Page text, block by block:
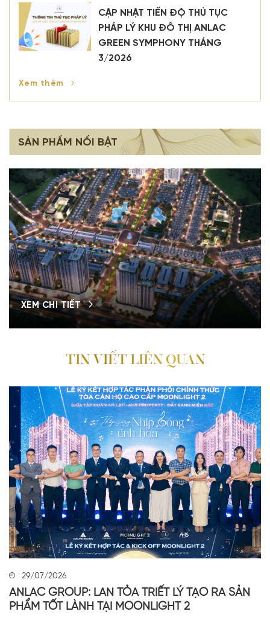
CẬP NHẬT TIẾN ĐỘ THỦ TỤC
PHÁP LÝ KHU ĐÔ THỊ ANLAC
GREEN SYMPHONY THÁNG
3/2026
Xem thêm
SẢN PHẨM NỔI BẬT
XEM CHI TIẾT
TIN VIẾT LIÊN QUAN
29/07/2026
ANLAC GROUP: LAN TỎA TRIẾT LÝ TẠO RA SẢN
PHẨM TỐT LÀNH TẠI MOONLIGHT 2